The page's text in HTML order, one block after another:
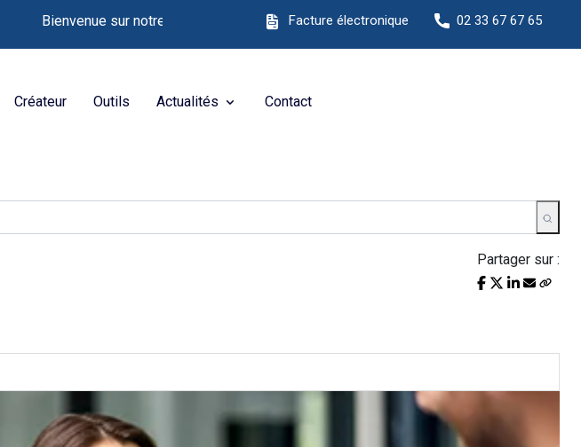
Bienvenue sur notre nouveau site Internet ! Facture électronique 02 33 67 67 65
Créateur Outils Actualités Contact
Partager sur :